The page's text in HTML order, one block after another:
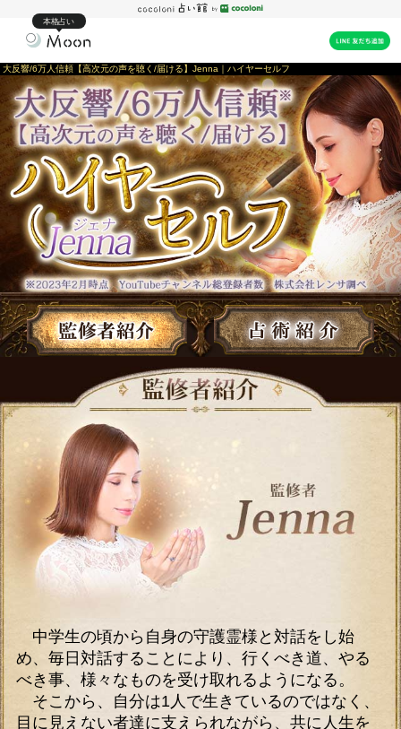
本格占い
大反響/6万人信頼【高次元の声を聴く/届ける】Jenna｜ハイヤーセルフ
中学生の頃から自身の守護霊様と対話をし始
め、毎日対話することにより、行くべき道、やる
べき事、様々なものを受け取れるようになる。
そこから、自分は1人で生きているのではなく、
目に見えない者達に支えられながら、共に人生を